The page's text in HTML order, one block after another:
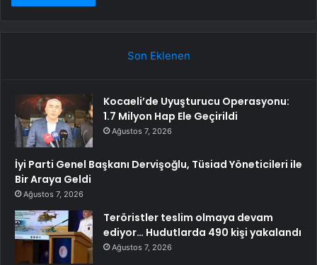
Son Eklenen
Kocaeli’de Uyuşturucu Operasyonu:
1.7 Milyon Hap Ele Geçirildi
Ağustos 7, 2026
İyi Parti Genel Başkanı Dervişoğlu, Tüsiad Yöneticileri ile
Bir Araya Geldi
Ağustos 7, 2026
Teröristler teslim olmaya devam
ediyor… Hudutlarda 490 kişi yakalandı
Ağustos 7, 2026